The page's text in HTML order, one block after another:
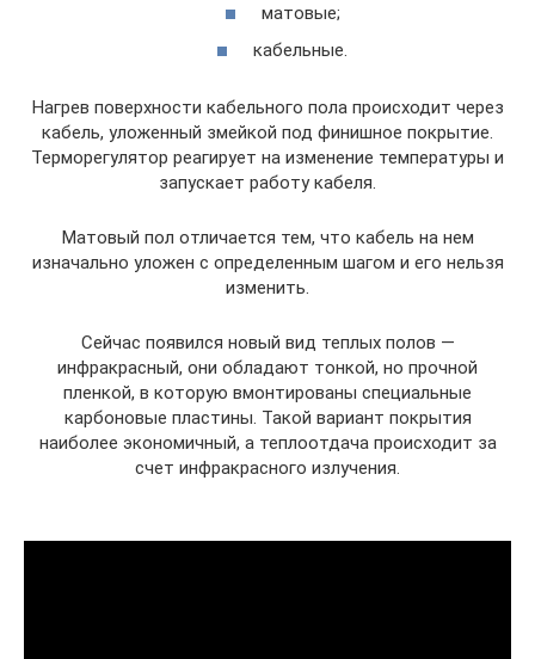
матовые;
кабельные.
Нагрев поверхности кабельного пола происходит через
кабель, уложенный змейкой под финишное покрытие.
Терморегулятор реагирует на изменение температуры и
запускает работу кабеля.
Матовый пол отличается тем, что кабель на нем
изначально уложен с определенным шагом и его нельзя
изменить.
Сейчас появился новый вид теплых полов —
инфракрасный, они обладают тонкой, но прочной
пленкой, в которую вмонтированы специальные
карбоновые пластины. Такой вариант покрытия
наиболее экономичный, а теплоотдача происходит за
счет инфракрасного излучения.